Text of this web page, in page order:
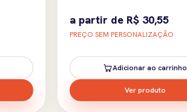
a partir de R$ 30,55
PREÇO SEM PERSONALIZAÇÃO
Adicionar ao carrinho
Ver produto